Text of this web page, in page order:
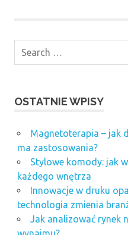
OSTATNIE WPISY
Magnetoterapia – jak
ma zastosowania?
Stylowe komody: jak
każdego wnętrza
Innowacje w druku
technologia zmienia
Jak analizować rynek